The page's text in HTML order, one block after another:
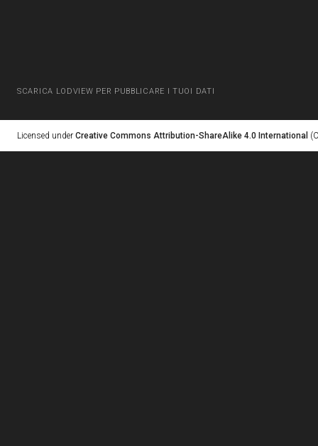
SCARICA LODVIEW PER PUBBLICARE I TUOI DATI
Licensed under Creative Commons Attribution-ShareAlike 4.0 International